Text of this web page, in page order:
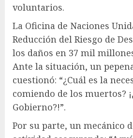
voluntarios.
La Oficina de Naciones
Reducción del Riesgo de
los daños en 37 mil
Ante la situación, un
cuestionó: “¿Cuál es la
comiendo de los muertos?
Gobierno?!”.
Por su parte, un mecánico